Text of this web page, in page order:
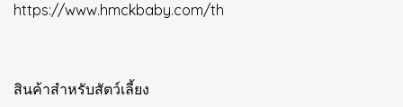
https://www.hmckbaby.com/th
สินค้าสำหรับสัตว์เลี้ยง